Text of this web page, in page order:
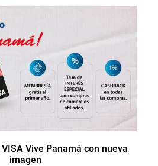
Vive Panamá con nueva
imagen